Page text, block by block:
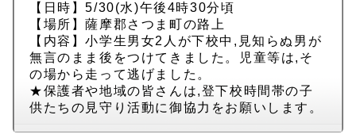
【日時】5/30(水)午後4時30分頃
【場所】薩摩郡さつま町の路上
【内容】小学生男女2人が下校中,見知らぬ男が
無言のまま後をつけてきました。児童等は,そ
の場から走って逃げました。
★保護者や地域の皆さんは,登下校時間帯の子
供たちの見守り活動に御協力をお願いします。